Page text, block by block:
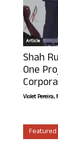
Article
Shah
One
Violet Pereira,
Featured